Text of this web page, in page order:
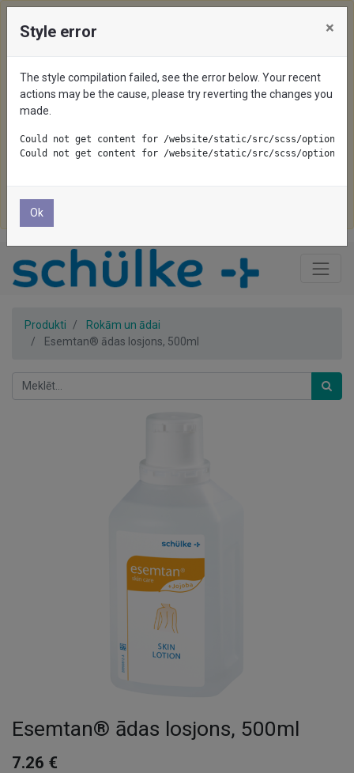
are accepting cookies.
Pieņemt nepieciešamo
Produkti
Rokām un ādai
Esemtan® ādas losjons, 500ml
Esemtan® ādas losjons, 500ml
7.26 €
Style error ×
The style compilation failed, see the error below. Your recent
actions may be the cause, please try reverting the changes you
made.
Could not get content for /website/static/src/scss/options/
Could not get content for /website/static/src/scss/options/
Ok